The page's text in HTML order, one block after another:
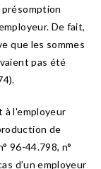
De fait,
que les sommes
pas été
à l'employeur
de
96-44.798, n°
d’un employeur